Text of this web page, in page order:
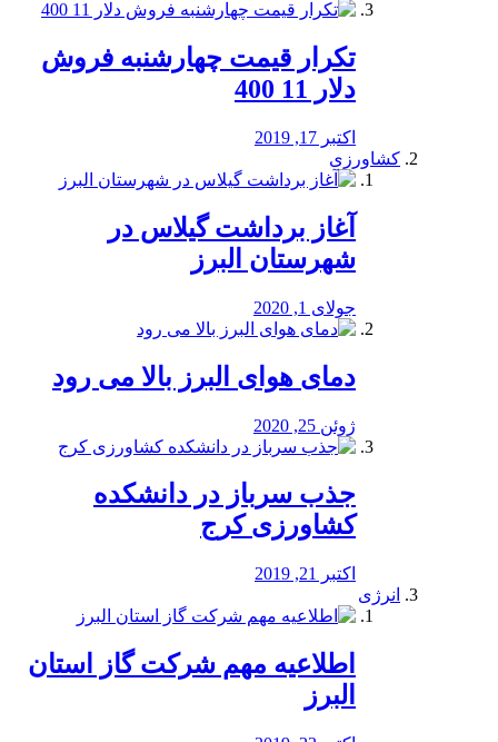
تکرار قیمت چهارشنبه فروش
دلار 11 400
اکتبر 17, 2019
کشاورزی
آغاز برداشت گیلاس در
شهرستان البرز
جولای 1, 2020
دمای هوای البرز بالا می رود
ژوئن 25, 2020
جذب سرباز در دانشکده
کشاورزی کرج
اکتبر 21, 2019
انرژی
️اطلاعیه مهم شرکت گاز استان
البرز